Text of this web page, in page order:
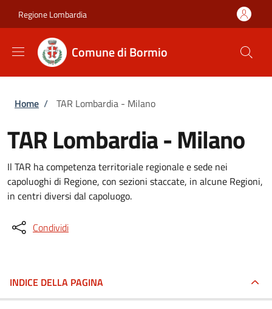
Regione Lombardia
Comune di Bormio
Briciole di pane
Home / TAR Lombardia - Milano
TAR Lombardia - Milano
Il TAR ha competenza territoriale regionale e sede nei
capoluoghi di Regione, con sezioni staccate, in alcune Regioni,
in centri diversi dal capoluogo.
Condividi
INDICE DELLA PAGINA